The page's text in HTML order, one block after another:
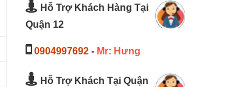
Hỗ Trợ Khách Hàng Tại
Quận 12
0904997692- Mr: Hưng
Hỗ Trợ Khách Tại Quận